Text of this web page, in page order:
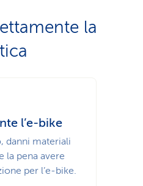
la
l’e-bike
danni materiali
la pena avere
per l’e-bike.